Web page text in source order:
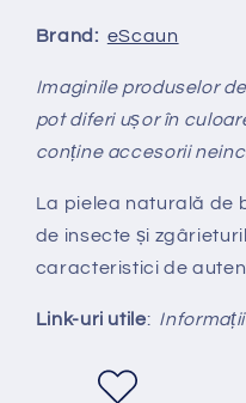
Brand: eScaun
Imaginile produselor
pot diferi ușor în
conține accesorii
La pielea naturală de
de insecte și
caracteristici de
Link-uri utile: Informații